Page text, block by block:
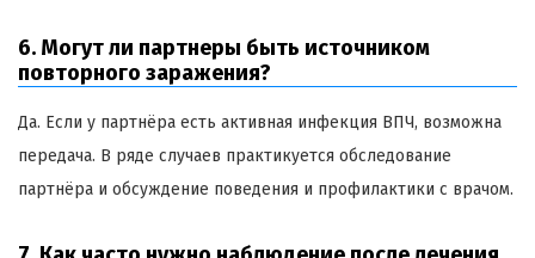
6. Могут ли партнеры быть источником
повторного заражения?
Да. Если у партнёра есть активная инфекция ВПЧ, возможна
передача. В ряде случаев практикуется обследование
партнёра и обсуждение поведения и профилактики с врачом.